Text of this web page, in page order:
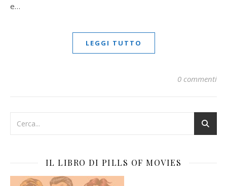
e…
LEGGI TUTTO
0 commenti
IL LIBRO DI PILLS OF MOVIES